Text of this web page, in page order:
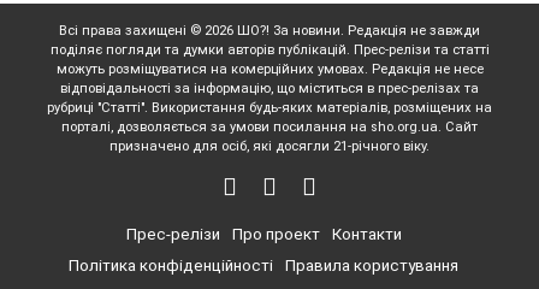
Всі права захищені © 2026 ШО?! За новини. Редакція не завжди
поділяє погляди та думки авторів публікацій. Прес-релізи та статті
можуть розміщуватися на комерційних умовах. Редакція не несе
відповідальності за інформацію, що міститься в прес-релізах та
рубриці "Статті". Використання будь-яких матеріалів, розміщених на
порталі, дозволяється за умови посилання на sho.org.ua. Сайт
призначено для осіб, які досягли 21-річного віку.
Прес-релізи Про проект
Контакти
Політика конфіденційності
Правила користування